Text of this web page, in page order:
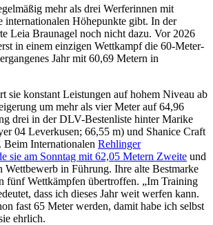
mehr als drei Werferinnen mit
Höhepunkte gibt. In der
Leia Braunagel noch nicht dazu. Vor 2026
in einem einzigen Wettkampf die 60-Meter-
Jahr mit 60,69 Metern in
sie konstant Leistungen auf hohem Niveau ab
um mehr als vier Meter auf 64,96
drei in der DLV-Bestenliste hinter Marike
04 Leverkusen; 66,55 m) und Shanice Craft
Internationalen Rehlinger
sie am Sonntag mit 62,05 Metern Zweite und
Wettbewerb in Führung. Ihre alte Bestmarke
fünf Wettkämpfen übertroffen. „Im Training
dass ich dieses Jahr weit werfen kann.
fast 65 Meter werden, damit habe ich selbst
ehrlich.